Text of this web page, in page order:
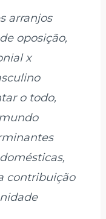
arranjos
oposição,
x
o todo,
contribuição